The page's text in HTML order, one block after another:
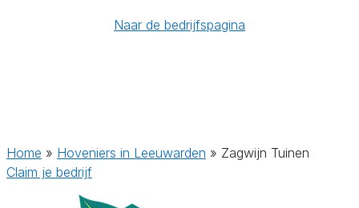
Naar de bedrijfspagina
Home » Hoveniers in Leeuwarden » Zagwijn Tuinen
Claim je bedrijf